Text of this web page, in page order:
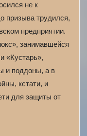
не к
призыва трудился,
предприятии.
занимавшейся
«Кустарь»,
и поддоны, а в
кстати, и
для защиты от